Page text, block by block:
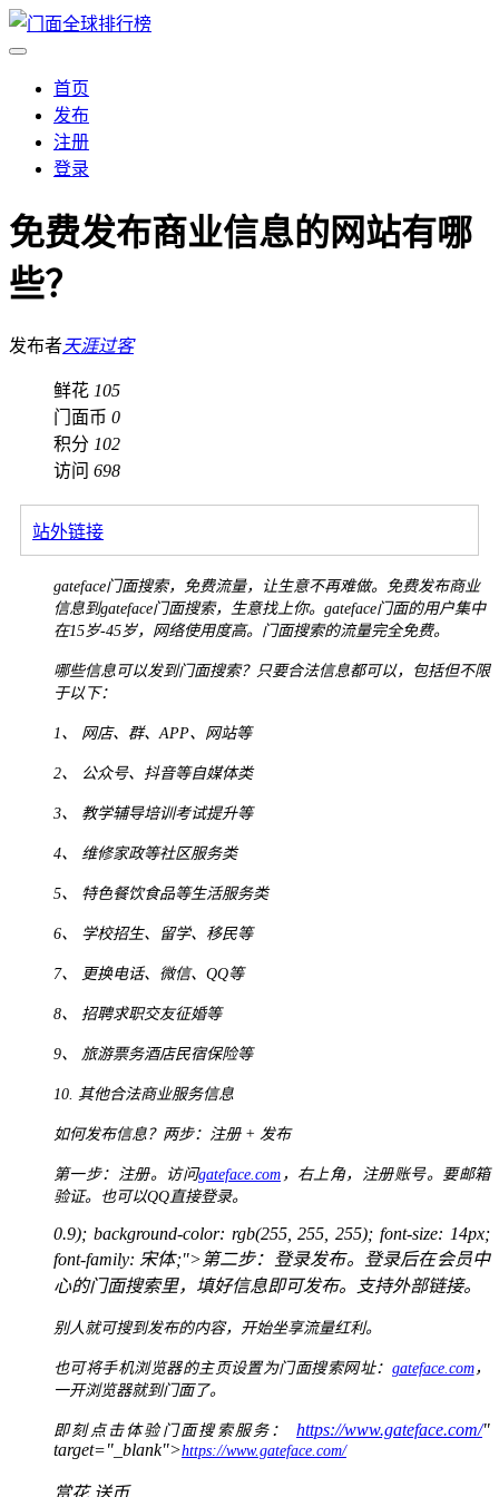
首页
发布
注册
登录
免费发布商业信息的网站有哪
些？
发布者天涯过客
鲜花 105
门面币 0
积分 102
访问 698
站外链接
gateface门面搜索，免费流量，让生意不再难做。免费发布商业
信息到gateface门面搜索，生意找上你。gateface门面的用户集中
在15岁-45岁，网络使用度高。门面搜索的流量完全免费。
哪些信息可以发到门面搜索？只要合法信息都可以，包括但不限
于以下：
1、 网店、群、APP、网站等
2、 公众号、抖音等自媒体类
3、 教学辅导培训考试提升等
4、 维修家政等社区服务类
5、 特色餐饮食品等生活服务类
6、 学校招生、留学、移民等
7、 更换电话、微信、 QQ等
8、 招聘求职交友征婚等
9、 旅游票务酒店民宿保险等
10. 其他合法商业服务信息
如何发布信息？两步：注册 + 发布
第一步：注册。访问gateface.com ，右上角，注册账号。要邮箱
验证。也可以QQ直接登录。
0.9); background-color: rgb(255, 255, 255); font-size: 14px;
font-family: 宋体;">第二步：登录发布。登录后在会员中
心的门面搜索里，填好信息即可发布。支持外部链接。
别人就可搜到发布的内容，开始坐享流量红利。
也可将手机浏览器的主页设置为门面搜索网址： gateface.com，
一开浏览器就到门面了。
即刻点击体验门面搜索服务： https://www.gateface.com/"
target="_blank">https://www.gateface.com/
赏花 送币